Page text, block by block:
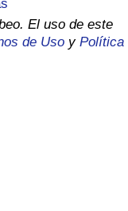
El uso de este
de Uso y Política